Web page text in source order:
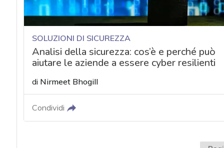
SOLUZIONI DI SICUREZZA
Analisi della sicurezza: cos’è e perché può
aiutare le aziende a essere cyber resilienti
di Nirmeet Bhogill
Condividi